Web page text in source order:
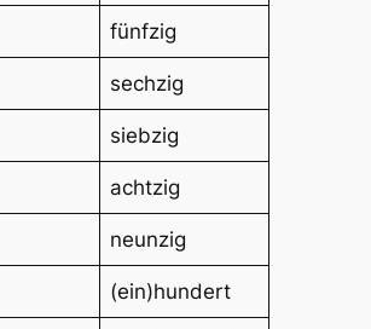
fünfzig
sechzig
siebzig
achtzig
neunzig
(ein)hundert